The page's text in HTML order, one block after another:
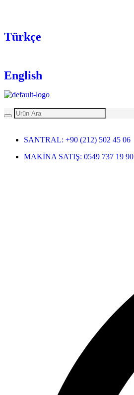
Türkçe
English
SANTRAL: +90 (212) 502 45 06
MAKİNA SATIŞ: 0549 737 19 90